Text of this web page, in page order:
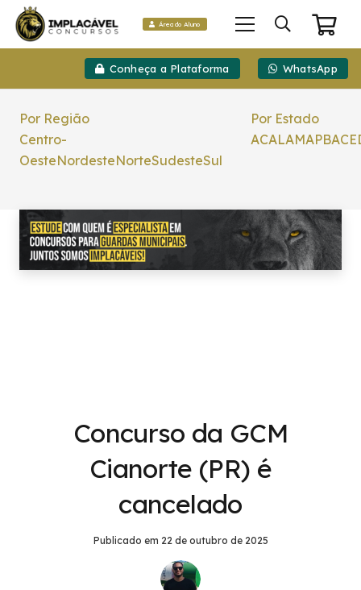
Área do Aluno
Conheça a Plataforma WhatsApp
Por Região
Centro-
OesteNordesteNorteSudesteSul
Por Estado
ACALAMAPBACE
Concurso da GCM
Cianorte (PR) é
cancelado
Publicado em 22 de outubro de 2025